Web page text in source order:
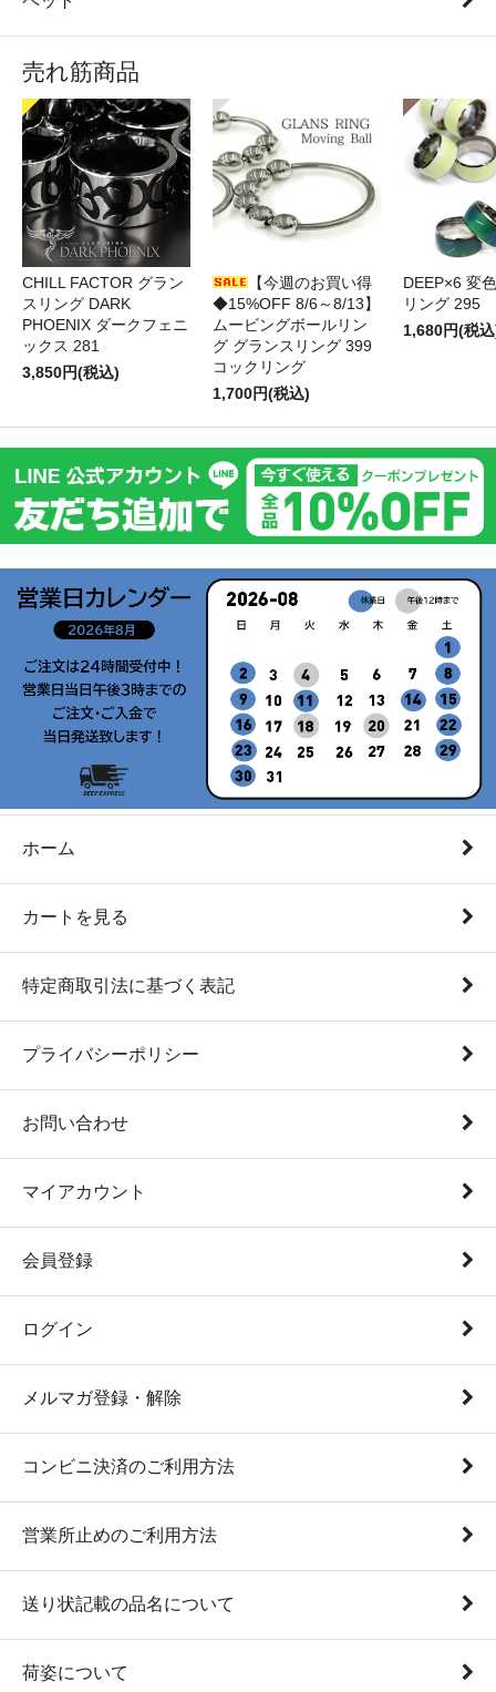
売れ筋商品
CHILL FACTOR グラン
スリング DARK
PHOENIX ダークフェニ
ックス 281
3,850円(税込)
【今週のお買い得
◆15%OFF 8/6～8/13】
ムービングボールリン
グ グランスリング 399
コックリング
1,700円(税込)
DEEP×6 変
リング 295
1,680円(税
ホーム
カートを見る
特定商取引法に基づく表記
プライバシーポリシー
お問い合わせ
マイアカウント
会員登録
ログイン
メルマガ登録・解除
コンビニ決済のご利用方法
営業所止めのご利用方法
送り状記載の品名について
荷姿について